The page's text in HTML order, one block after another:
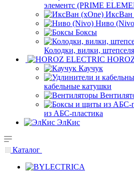
элементс (PRIME
ИксВан
Ниво
Боксы
Колодки, вилки,
Каучук
кабельные катушки
из АБС-пластика
ЭлКис
Каталог